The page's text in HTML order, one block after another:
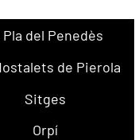
Pla del Penedès
de Pierola
Sitges
Orpí